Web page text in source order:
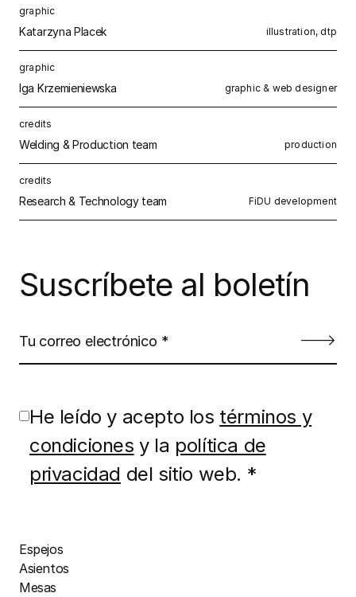
graphic
Katarzyna Placek illustration, dtp
graphic
Iga Krzemieniewska graphic & web designer
credits
Welding & Production team production
credits
Research & Technology team FiDU development
Suscríbete al boletín
He leído y acepto los términos y
condiciones y la política de
privacidad del sitio web. *
Espejos
Asientos
Mesas